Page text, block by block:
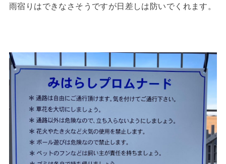
雨宿りはできなさそうですが日差しは防いでくれます。